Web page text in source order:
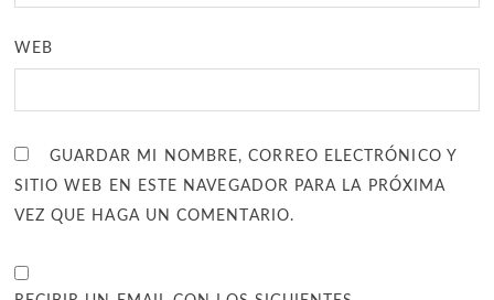
WEB
GUARDAR MI NOMBRE, CORREO ELECTRÓNICO Y
SITIO WEB EN ESTE NAVEGADOR PARA LA PRÓXIMA
VEZ QUE HAGA UN COMENTARIO.